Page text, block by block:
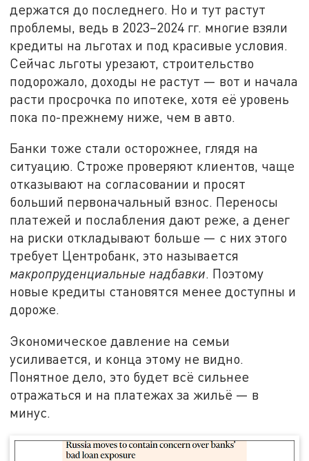
держатся до последнего. Но и тут растут
проблемы, ведь в 2023–2024 гг. многие взяли
кредиты на льготах и под красивые условия.
Сейчас льготы урезают, строительство
подорожало, доходы не растут — вот и начала
расти просрочка по ипотеке, хотя её уровень
пока по-прежнему ниже, чем в авто.
Банки тоже стали осторожнее, глядя на
ситуацию. Строже проверяют клиентов, чаще
отказывают на согласовании и просят
больший первоначальный взнос. Переносы
платежей и послабления дают реже, а денег
на риски откладывают больше — с них этого
требует Центробанк, это называется
макропруденциальные надбавки. Поэтому
новые кредиты становятся менее доступны и
дороже.
Экономическое давление на семьи
усиливается, и конца этому не видно.
Понятное дело, это будет всё сильнее
отражаться и на платежах за жильё — в
минус.